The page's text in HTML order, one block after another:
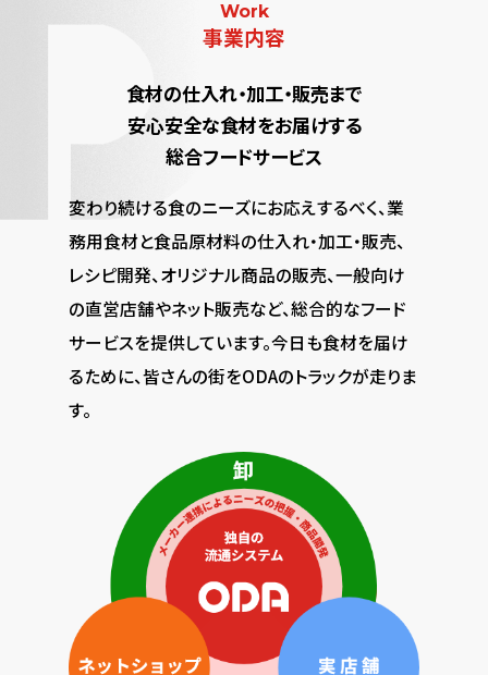
Work
事業内容
食材の仕入れ・加工・販売まで
安心安全な食材をお届けする
総合フードサービス
変わり続ける食のニーズにお応えするべく、業
務用食材と食品原材料の仕入れ・加工・販売、
レシピ開発、オリジナル商品の販売、一般向け
の直営店舗やネット販売など、総合的なフード
サービスを提供しています。今日も食材を届け
るために、皆さんの街をODAのトラックが走りま
す。